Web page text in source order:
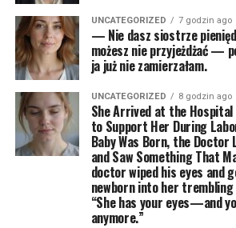
UNCATEGORIZED 7 godzin ago
— Nie dasz siostrze
możesz nie przyjeżdżać —
ja już nie zamierzałam.
UNCATEGORIZED 8 godzin ago
She Arrived at the Hospital
to Support Her During
Baby Was Born, the Doctor
and Saw Something That
doctor wiped his eyes and
newborn into her
“She has your eyes—and
anymore.”